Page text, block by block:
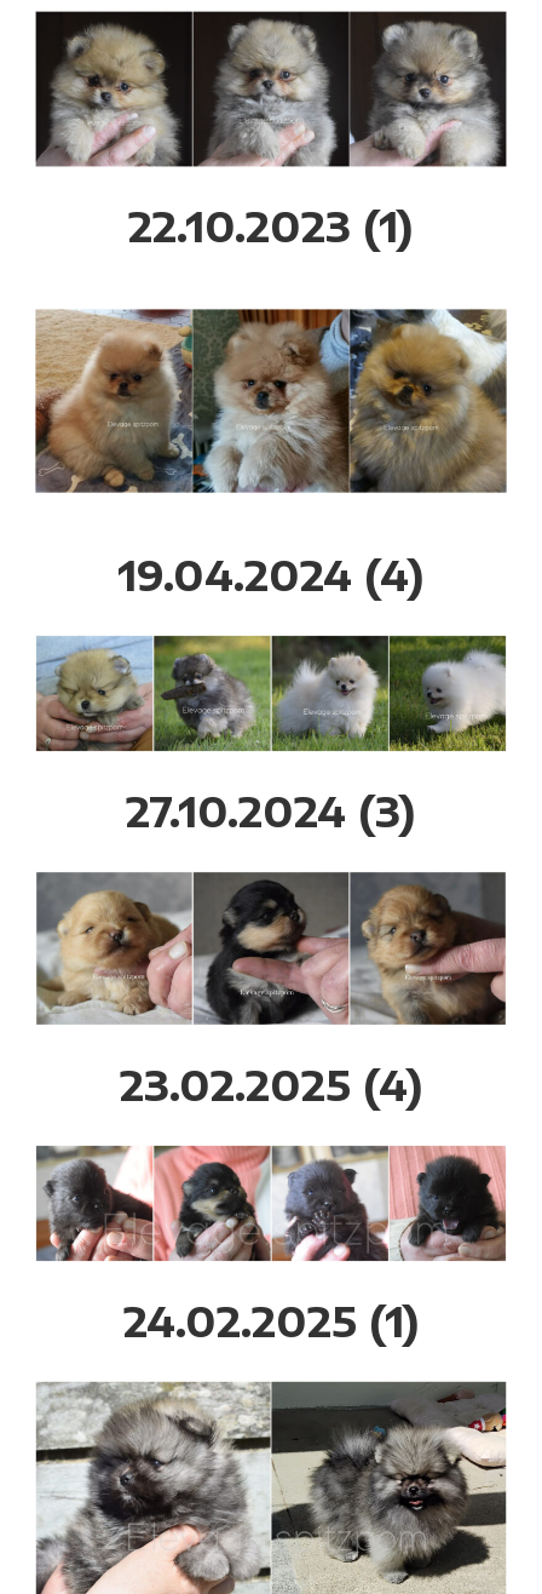
22.10.2023 (1)
19.04.2024 (4)
27.10.2024 (3)
23.02.2025 (4)
24.02.2025 (1)